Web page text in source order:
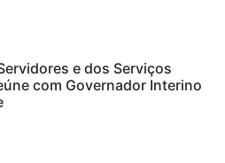
e dos Serviços
com Governador Interino